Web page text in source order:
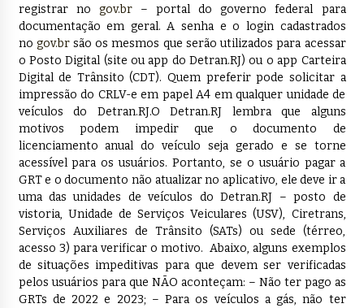
registrar no gov.br– portal do governo federal para
documentação em geral. A senha e o login cadastrados
no gov.brsão os mesmos que serão utilizados para acessar
o Posto Digital (site ou app do Detran.RJ) ou o app Carteira
Digital de Trânsito (CDT). Quem preferir pode solicitar a
impressão do CRLV-e em papel A4 em qualquer unidade de
veículos do Detran.RJ.O Detran.RJ lembra que alguns
motivos podem impedir que o documento de
licenciamento anual do veículo seja gerado e se torne
acessível para os usuários. Portanto, se o usuário pagar a
GRT e o documento não atualizar no aplicativo, ele deve ir a
uma das unidades de veículos do Detran.RJ – posto de
vistoria, Unidade de Serviços Veiculares (USV), Ciretrans,
Serviços Auxiliares de Trânsito (SATs) ou sede (térreo,
acesso 3) para verificar o motivo. Abaixo, alguns exemplos
de situações impeditivas para que devem ser verificadas
pelos usuários para que NÃO aconteçam: – Não ter pago as
GRTs de 2022 e 2023; – Para os veículos a gás, não ter